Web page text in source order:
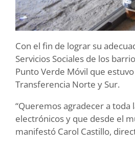
Con el fin de lograr su
Servicios Sociales de los
Punto Verde Móvil que
Transferencia Norte y Sur.
“Queremos agradecer a
electrónicos y que desde el
manifestó Carol Castillo,